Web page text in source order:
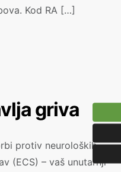
Kod RA […]
griva
protiv neuroloških
(ECS) – vaš unutarnji